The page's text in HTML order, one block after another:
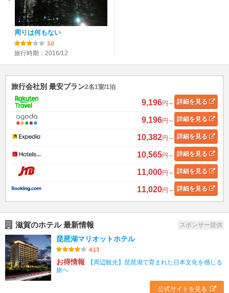
周りは何もない
3.0
旅行時期：2016/12
旅行会社別 最安プラン2名1室/1泊
9,196円～ 詳細を見る
9,196円～ 詳細を見る
10,382円～ 詳細を見る
10,565円～ 詳細を見る
11,000円～ 詳細を見る
11,020円～ 詳細を見る
滋賀のホテル 最新情報 スポンサー提供
琵琶湖マリオットホテル
4.13
お得情報
【周辺観光】琵琶湖で育まれた日本文化を感じる
旅へ
公式サイトを見る